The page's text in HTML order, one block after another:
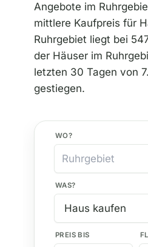
Angebote im
mittlere Kaufpreis für
Ruhrgebiet liegt bei
der Häuser im
letzten 30 Tagen von
gestiegen.
WO?
WAS?
PREIS BIS